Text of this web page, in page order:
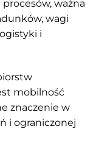
ważna
wagi
i
mobilność
znaczenie w
i ograniczonej